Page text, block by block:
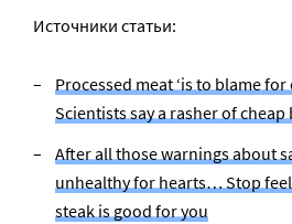
Источники статьи:
Processed meat ‘is to blame for
Scientists say a rasher of
After all those warnings about
unhealthy for hearts… Stop
steak is good for you